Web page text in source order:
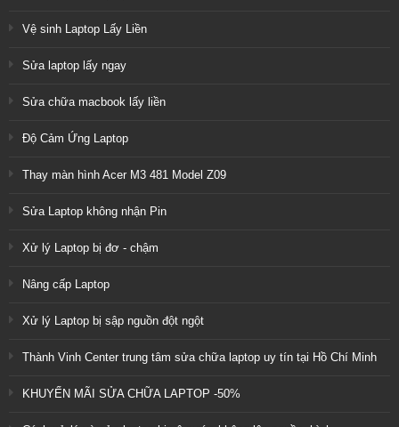
Vệ sinh Laptop Lấy Liền
Sửa laptop lấy ngay
Sửa chữa macbook lấy liền
Độ Cảm Ứng Laptop
Thay màn hình Acer M3 481 Model Z09
Sửa Laptop không nhận Pin
Xử lý Laptop bị đơ - chậm
Nâng cấp Laptop
Xử lý Laptop bị sập nguồn đột ngột
Thành Vinh Center trung tâm sửa chữa laptop uy tín tại Hồ Chí Minh
KHUYẾN MÃI SỬA CHỮA LAPTOP -50%